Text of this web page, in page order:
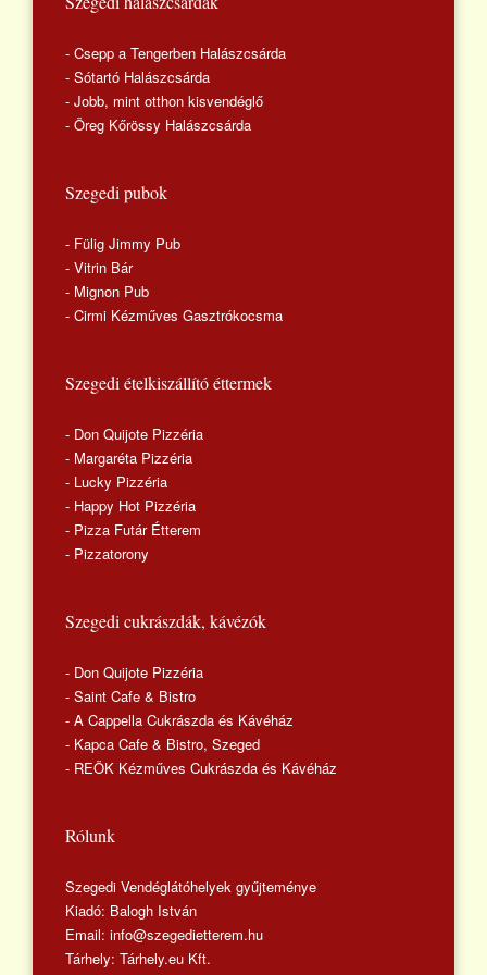
- Csepp a Tengerben Halászcsárda
- Sótartó Halászcsárda
- Jobb, mint otthon kisvendéglő
- Öreg Kőrössy Halászcsárda
Szegedi pubok
- Fülig Jimmy Pub
- Vitrin Bár
- Mignon Pub
- Cirmi Kézműves Gasztrókocsma
Szegedi ételkiszállító éttermek
- Don Quijote Pizzéria
- Margaréta Pizzéria
- Lucky Pizzéria
- Happy Hot Pizzéria
- Pizza Futár Étterem
- Pizzatorony
Szegedi cukrászdák, kávézók
- Don Quijote Pizzéria
- Saint Cafe & Bistro
- A Cappella Cukrászda és Kávéház
- Kapca Cafe & Bistro, Szeged
- REÖK Kézműves Cukrászda és Kávéház
Rólunk
Szegedi Vendéglátóhelyek gyűjteménye
Kiadó: Balogh István
Email: info@szegedietterem.hu
Tárhely: Tárhely.eu Kft.